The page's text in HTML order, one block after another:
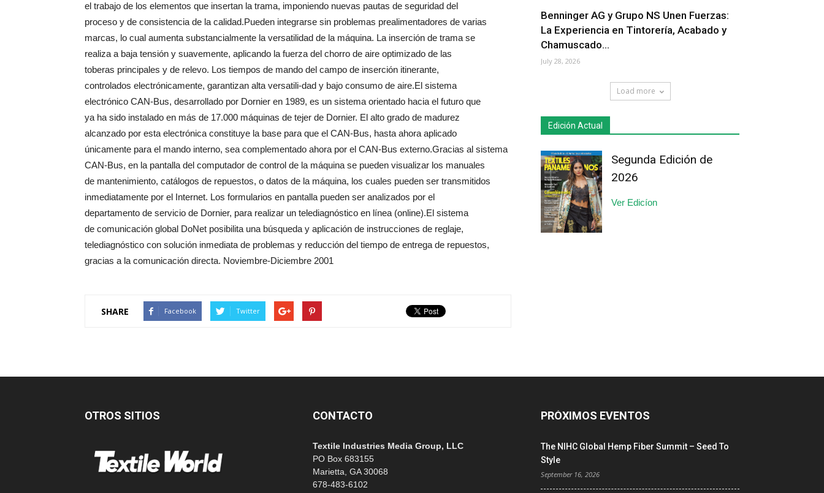
el trabajo de los elementos que insertan la trama, imponiendo nuevas pautas de seguridad del
proceso y de consistencia de la calidad.Pueden integrarse sin problemas prealimentadores de varias
marcas, lo cual aumenta substancialmente la versatilidad de la máquina. La inserción de trama se
realiza a baja tensión y suavemente, aplicando la fuerza del chorro de aire optimizado de las
toberas principales y de relevo. Los tiempos de mando del campo de inserción itinerante,
controlados electrónicamente, garantizan alta versatili-dad y bajo consumo de aire.El sistema
electrónico CAN-Bus, desarrollado por Dornier en 1989, es un sistema orientado hacia el futuro que
ya ha sido instalado en más de 17.000 máquinas de tejer de Dornier. El alto grado de madurez
alcanzado por esta electrónica constituye la base para que el CAN-Bus, hasta ahora aplicado
únicamente para el mando interno, sea complementado ahora por el CAN-Bus externo.Gracias al sistema
CAN-Bus, en la pantalla del computador de control de la máquina se pueden visualizar los manuales
de mantenimiento, catálogos de repuestos, o datos de la máquina, los cuales pueden ser transmitidos
inmediatamente por el Internet. Los formularios en pantalla pueden ser analizados por el
departamento de servicio de Dornier, para realizar un telediagnóstico en línea (online).El sistema
de comunicación global DoNet posibilita una búsqueda y aplicación de instrucciones de reglaje,
telediagnóstico con solución inmediata de problemas y reducción del tiempo de entrega de repuestos,
gracias a la comunicación directa. Noviembre-Diciembre 2001
SHARE Facebook Twitter
Benninger AG y Grupo NS Unen Fuerzas:
La Experiencia en Tintorería, Acabado y
Chamuscado...
July 28, 2026
Load more
Edición Actual
Segunda Edición de
2026
Ver Edicíon
OTROS SITIOS CONTACTO
Textile Industries Media Group, LLC
PO Box 683155
Marietta, GA 30068
678-483-6102
PRÓXIMOS EVENTOS
The NIHC Global Hemp Fiber Summit – Seed To
Style
September 16, 2026